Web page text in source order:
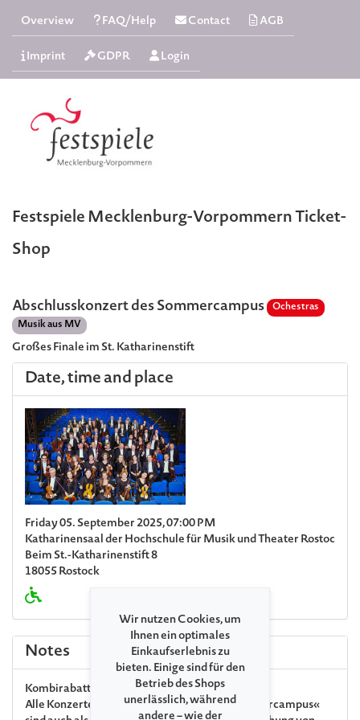
Overview FAQ/Help Contact AGB
Imprint GDPR Login
Festspiele Mecklenburg-Vorpommern Ticket-
Shop
Abschlusskonzert des Sommercampus
Ochestras
Musik aus MV
Großes Finale im St. Katharinenstift
Date, time and place
Friday 05. September 2025, 07:00 PM
Katharinensaal der Hochschule für Musik und Theater Rostock
Beim St.-Katharinenstift 8
18055 Rostock
Notes
Kombirabatt
Alle Konzerte der Veranstaltungsreihe »Sommercampus«
Wir nutzen Cookies, um
Ihnen ein optimales
Einkaufserlebnis zu
bieten. Einige sind für den
Betrieb des Shops
unerlässlich, während
andere – wie der